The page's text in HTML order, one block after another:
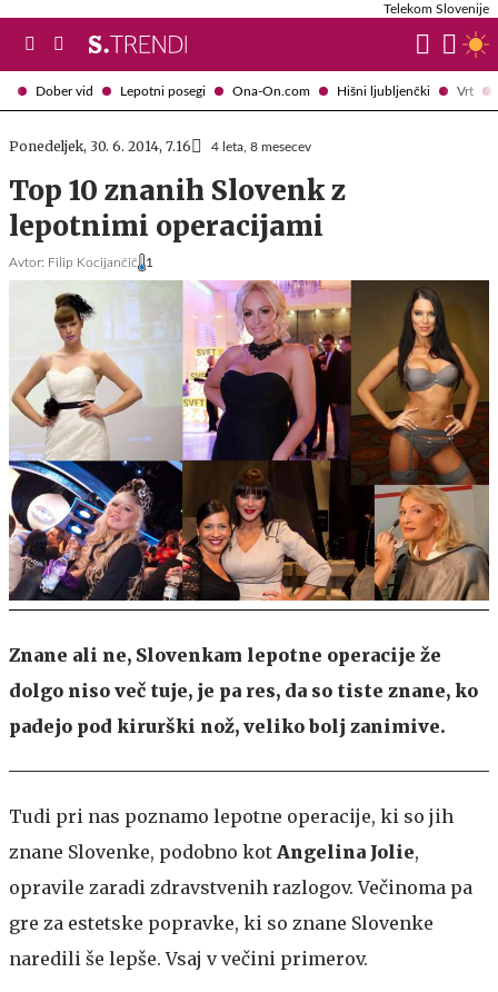
Dober vid Lepotni posegi Ona-On.com Hišni ljubljenčki Vrt
Telekom Slovenije
Ponedeljek, 30. 6. 2014, 7.16 4 leta, 8 mesecev
Top 10 znanih Slovenk z
lepotnimi operacijami
Avtor: Filip Kocijančič 1
Znane ali ne, Slovenkam lepotne operacije že
dolgo niso več tuje, je pa res, da so tiste znane, ko
padejo pod kirurški nož, veliko bolj zanimive.
Tudi pri nas poznamo lepotne operacije, ki so jih
znane Slovenke, podobno kot Angelina Jolie,
opravile zaradi zdravstvenih razlogov. Večinoma pa
gre za estetske popravke, ki so znane Slovenke
naredili še lepše. Vsaj v večini primerov.